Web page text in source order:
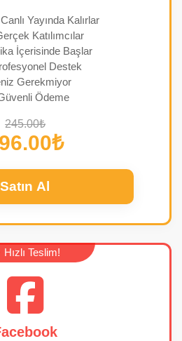
Yayında Kalırlar
Katılımcılar
İçerisinde Başlar
Destek
Gerekmiyor
Ödeme
245.00₺
Satın Al
Hızlı Teslim!